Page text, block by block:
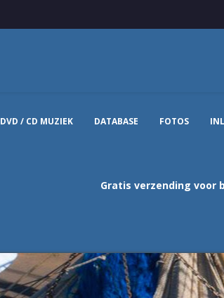
DVD / CD MUZIEK DATABASE FOTOS
Gratis verzending voor